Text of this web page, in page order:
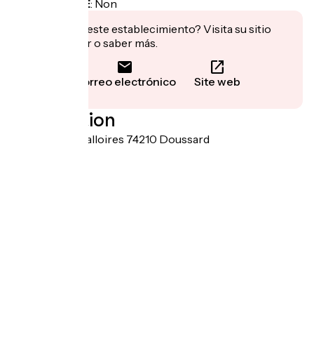
Recharge VAE: Non
¿Te interesa este establecimiento? Visita su sitio
para reservar o saber más.
Correo electrónico Site web
Localisation
986 route de Talloires 74210 Doussard